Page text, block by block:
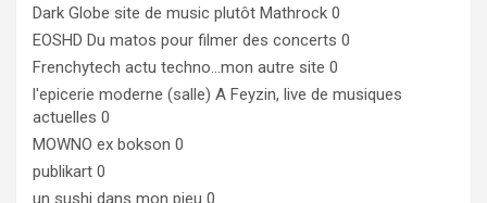
Dark Globe site de music plutôt Mathrock 0
EOSHD Du matos pour filmer des concerts 0
Frenchytech actu techno…mon autre site 0
l'epicerie moderne (salle) A Feyzin, live de musiques
actuelles 0
MOWNO ex bokson 0
publikart 0
un sushi dans mon pieu 0